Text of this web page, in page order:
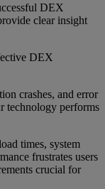
DEX
clear insight
DEX
crashes, and error
technology performs
times, system
frustrates users
crucial for